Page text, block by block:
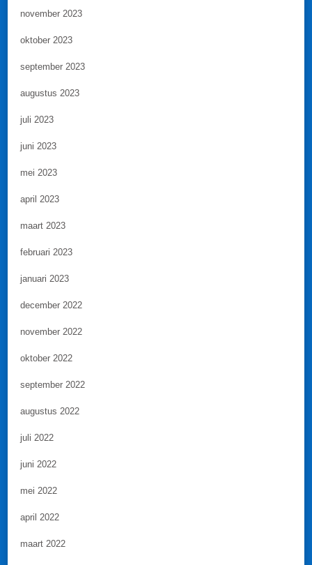
november 2023
oktober 2023
september 2023
augustus 2023
juli 2023
juni 2023
mei 2023
april 2023
maart 2023
februari 2023
januari 2023
december 2022
november 2022
oktober 2022
september 2022
augustus 2022
juli 2022
juni 2022
mei 2022
april 2022
maart 2022